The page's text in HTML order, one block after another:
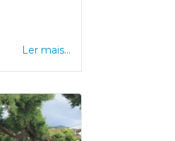
Ler mais...